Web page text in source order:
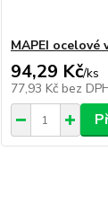
MAPEI ocelové
94,29 Kč/ks
77,93 Kč bez